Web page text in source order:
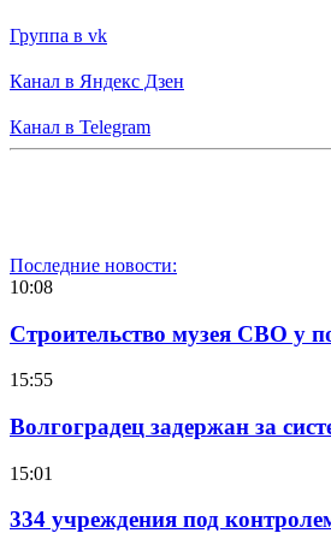
Группа в vk
Канал в Яндекс Дзен
Канал в Telegram
Последние новости:
10:08
Строительство музея СВО у
15:55
Волгоградец задержан за
15:01
334 учреждения под